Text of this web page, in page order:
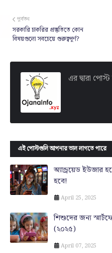
পূর্বতন
সরকারি চাকরির প্রস্তুতিতে কোন
বিষয়গুলো সবচেয়ে গুরুত্বপূর্ণ?
এর দ্বারা
এই পোস্টগুলি আপনার ভাল লাগতে পারে
অ্যান্ড্রয়েড ইউজার
হবে!
April 25, 2025
শিশুদের জন্য
(২০২৫)
April 07, 2025